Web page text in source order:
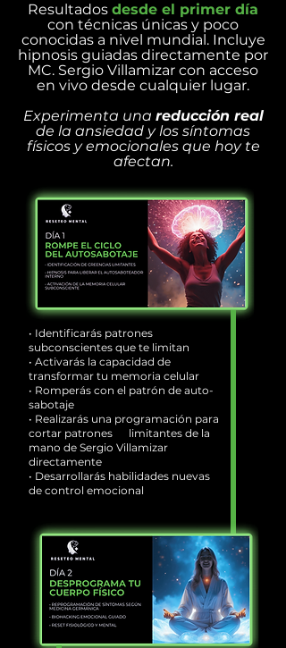
Resultados desde el primer día
con técnicas únicas y poco
conocidas a nivel mundial. Incluye
hipnosis guiadas directamente por
MC. Sergio Villamizar con acceso
en vivo desde cualquier lugar.
Experimenta una reducción real
de la ansiedad y los síntomas
físicos y emocionales que hoy te
afectan.
• Identificarás patrones
subconscientes que te limitan
• Activarás la capacidad de
transformar tu memoria celular
• Romperás con el patrón de auto-
sabotaje
• Realizarás una programación para
cortar patrones limitantes de la
mano de Sergio Villamizar
directamente
• Desarrollarás habilidades nuevas
de control emocional